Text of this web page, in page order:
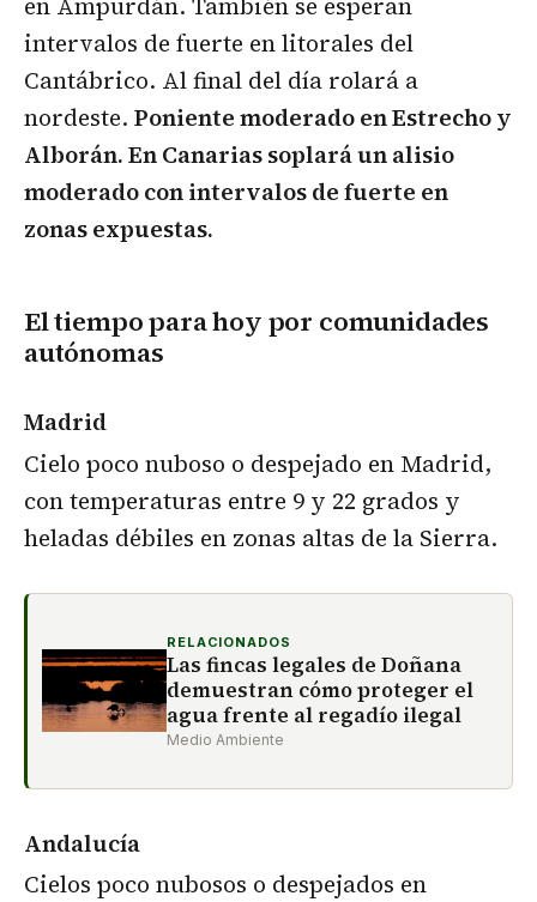
intervalos de fuerte en litorales del
Cantábrico. Al final del día rolará a
nordeste. Poniente moderado en Estrecho y
Alborán. En Canarias soplará un alisio
moderado con intervalos de fuerte en
zonas expuestas.
El tiempo para hoy por comunidades
autónomas
Madrid
Cielo poco nuboso o despejado en Madrid,
con temperaturas entre 9 y 22 grados y
heladas débiles en zonas altas de la Sierra.
RELACIONADOS
Las fincas legales de Doñana
demuestran cómo proteger el
agua frente al regadío ilegal
Medio Ambiente
Andalucía
Cielos poco nubosos o despejados en